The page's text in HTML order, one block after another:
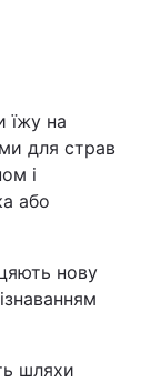
їжу на
для страв
і
або
нову
шляхи